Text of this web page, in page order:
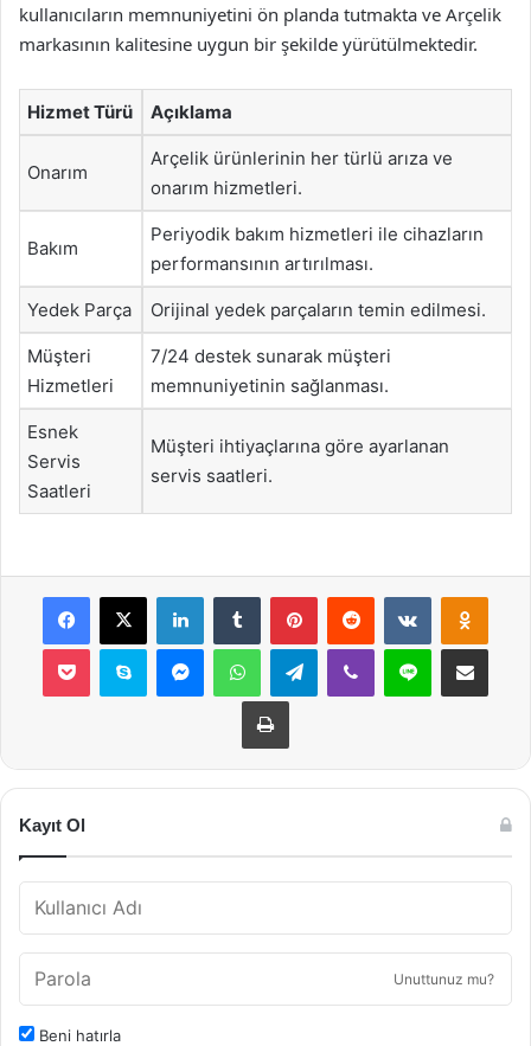
kullanıcıların memnuniyetini ön planda tutmakta ve Arçelik
markasının kalitesine uygun bir şekilde yürütülmektedir.
Hizmet Türü Açıklama
Onarım
Arçelik ürünlerinin her türlü arıza ve
onarım hizmetleri.
Bakım
Periyodik bakım hizmetleri ile cihazların
performansının artırılması.
Yedek Parça Orijinal yedek parçaların temin edilmesi.
Müşteri
Hizmetleri
7/24 destek sunarak müşteri
memnuniyetinin sağlanması.
Esnek
Servis
Saatleri
Müşteri ihtiyaçlarına göre ayarlanan
servis saatleri.
Facebook
X LinkedInTumblr PinterestReddit VKontakte
Pocket Skype MessengerWhatsAppTelegramViber Line E-Posta ile
Yazdır
Kayıt Ol
Unuttunuz mu?
Beni hatırla